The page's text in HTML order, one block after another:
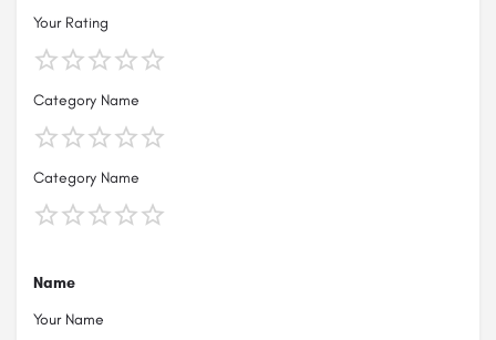
Your Rating
Category Name
Category Name
Name